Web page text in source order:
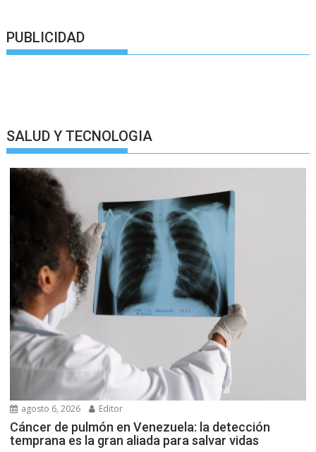
PUBLICIDAD
SALUD Y TECNOLOGIA
agosto 6, 2026 Editor
Cáncer de pulmón en Venezuela: la detección
temprana es la gran aliada para salvar vidas